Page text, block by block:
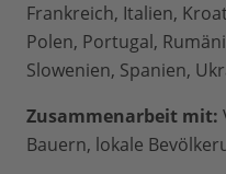
Frankreich, Italien,
Polen, Portugal,
Slowenien, Spanien,
Zusammenarbeit mit:
Bauern, lokale